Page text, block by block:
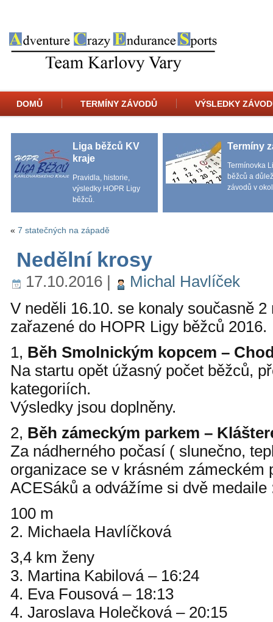
DOMŮ TERMÍNY ZÁVODŮ VÝSLEDKY
Liga běžců KV
kraje
Pravidla, historie,
výsledky HOPR Ligy
běžců.
Termíny
Termínovka
běžců a
závodů v
« 7 statečných na západě
Nedělní krosy
17.10.2016 |
Michal Havlíček
V neděli 16.10. se konaly současně 2
zařazené do HOPR Ligy běžců 2016.
1, Běh Smolnickým kopcem –
Na startu opět úžasný počet běžců,
kategoriích.
Výsledky jsou doplněny.
2, Běh zámeckým parkem –
Za nádherného počasí ( slunečno,
organizace se v krásném zámeckém
ACESáků a odvážíme si dvě medaile
100 m
2. Michaela Havlíčková
3,4 km ženy
3. Martina Kabilová – 16:24
4. Eva Fousová – 18:13
4. Jaroslava Holečková – 20:15